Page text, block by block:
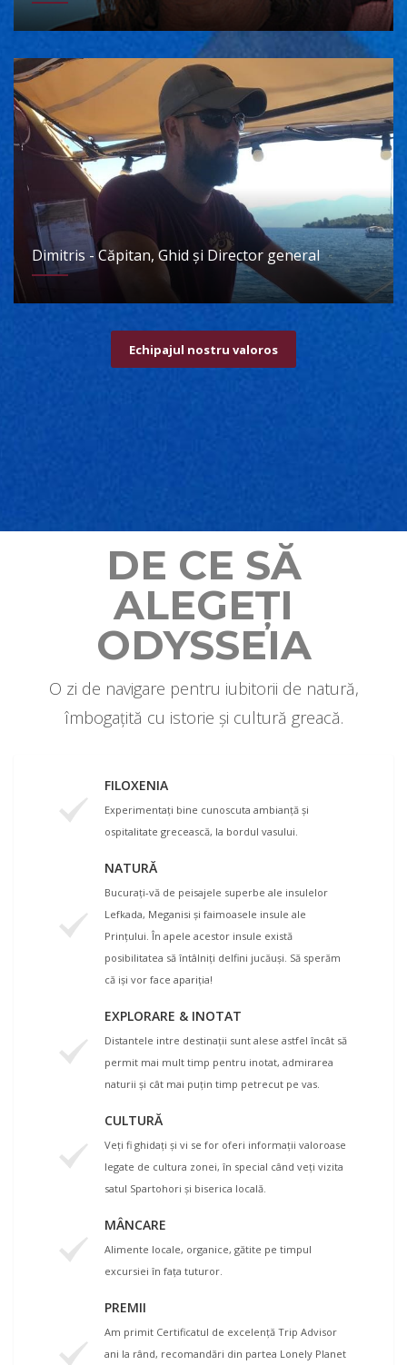
Dimitris - Căpitan, Ghid și Director general
Echipajul nostru valoros
DE CE SĂ
ALEGEŢI
ODYSSEIA
O zi de navigare pentru iubitorii de natură,
îmbogaţită cu istorie și cultură greacă.
FILOXENIA
Experimentaţi bine cunoscuta ambianţă şi
ospitalitate grecească, la bordul vasului.
NATURĂ
Bucuraţi-vă de peisajele superbe ale insulelor
Lefkada, Meganisi şi faimoasele insule ale
Prinţului. În apele acestor insule există
posibilitatea să întâlniţi delfini jucăuşi. Să sperăm
că işi vor face apariţia!
EXPLORARE & INOTAT
Distantele intre destinaţii sunt alese astfel încât să
permit mai mult timp pentru inotat, admirarea
naturii şi cât mai puţin timp petrecut pe vas.
CULTURĂ
Veţi fi ghidaţi şi vi se for oferi informaţii valoroase
legate de cultura zonei, în special când veţi vizita
satul Spartohori şi biserica locală.
MÂNCARE
Alimente locale, organice, gătite pe timpul
excursiei în faţa tuturor.
PREMII
Am primit Certificatul de excelenţă Trip Advisor
ani la rând, recomandări din partea Lonely Planet